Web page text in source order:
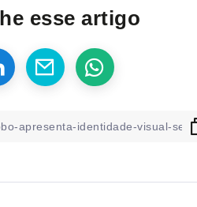
esse artigo